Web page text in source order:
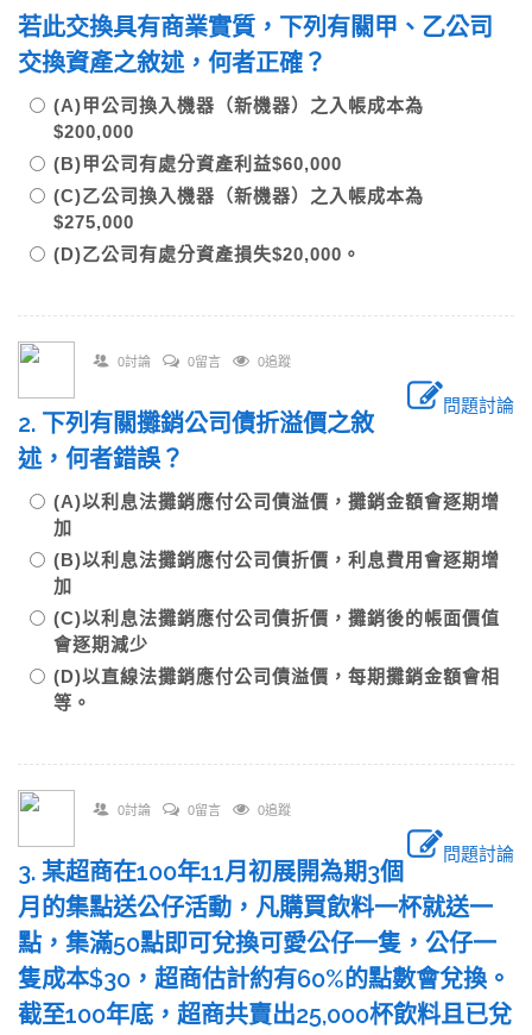
若此交換具有商業實質，下列有關甲、乙公司
交換資產之敘述，何者正確？
(A)甲公司換入機器（新機器）之入帳成本為
$200,000
(B)甲公司有處分資產利益$60,000
(C)乙公司換入機器（新機器）之入帳成本為
$275,000
(D)乙公司有處分資產損失$20,000。
0討論 0留言 0追蹤
問題討論
2. 下列有關攤銷公司債折溢價之敘
述，何者錯誤？
(A)以利息法攤銷應付公司債溢價，攤銷金額會逐期增
加
(B)以利息法攤銷應付公司債折價，利息費用會逐期增
加
(C)以利息法攤銷應付公司債折價，攤銷後的帳面價值
會逐期減少
(D)以直線法攤銷應付公司債溢價，每期攤銷金額會相
等。
0討論 0留言 0追蹤
問題討論
3. 某超商在100年11月初展開為期3個
月的集點送公仔活動，凡購買飲料一杯就送一
點，集滿50點即可兌換可愛公仔一隻，公仔一
隻成本$30，超商估計約有60%的點數會兌換。
截至100年底，超商共賣出25,000杯飲料且已兌